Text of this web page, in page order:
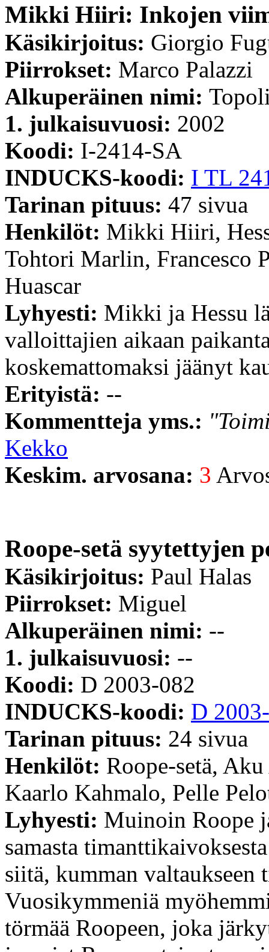
Mikki Hiiri: Inkojen
Käsikirjoitus: Giorgio
Piirrokset: Marco Palazzi
Alkuperäinen nimi:
1. julkaisuvuosi: 2002
Koodi: I-2414-SA
INDUCKS-koodi: I TL
Tarinan pituus: 47 sivua
Henkilöt: Mikki Hiiri,
Tohtori Marlin, Francesco
Huascar
Lyhyesti: Mikki ja Hessu
valloittajien aikaan
koskemattomaksi jäänyt
Erityistä: --
Kommentteja yms.:
Kekko
Keskim. arvosana: 3
Roope-setä syytettyjen
Käsikirjoitus: Paul Halas
Piirrokset: Miguel
Alkuperäinen nimi: --
1. julkaisuvuosi: --
Koodi: D 2003-082
INDUCKS-koodi: D
Tarinan pituus: 24 sivua
Henkilöt: Roope-setä,
Kaarlo Kahmalo, Pelle
Lyhyesti: Muinoin Roope
samasta
siitä, kumman
Vuosikymmeniä
törmää Roopeen, joka